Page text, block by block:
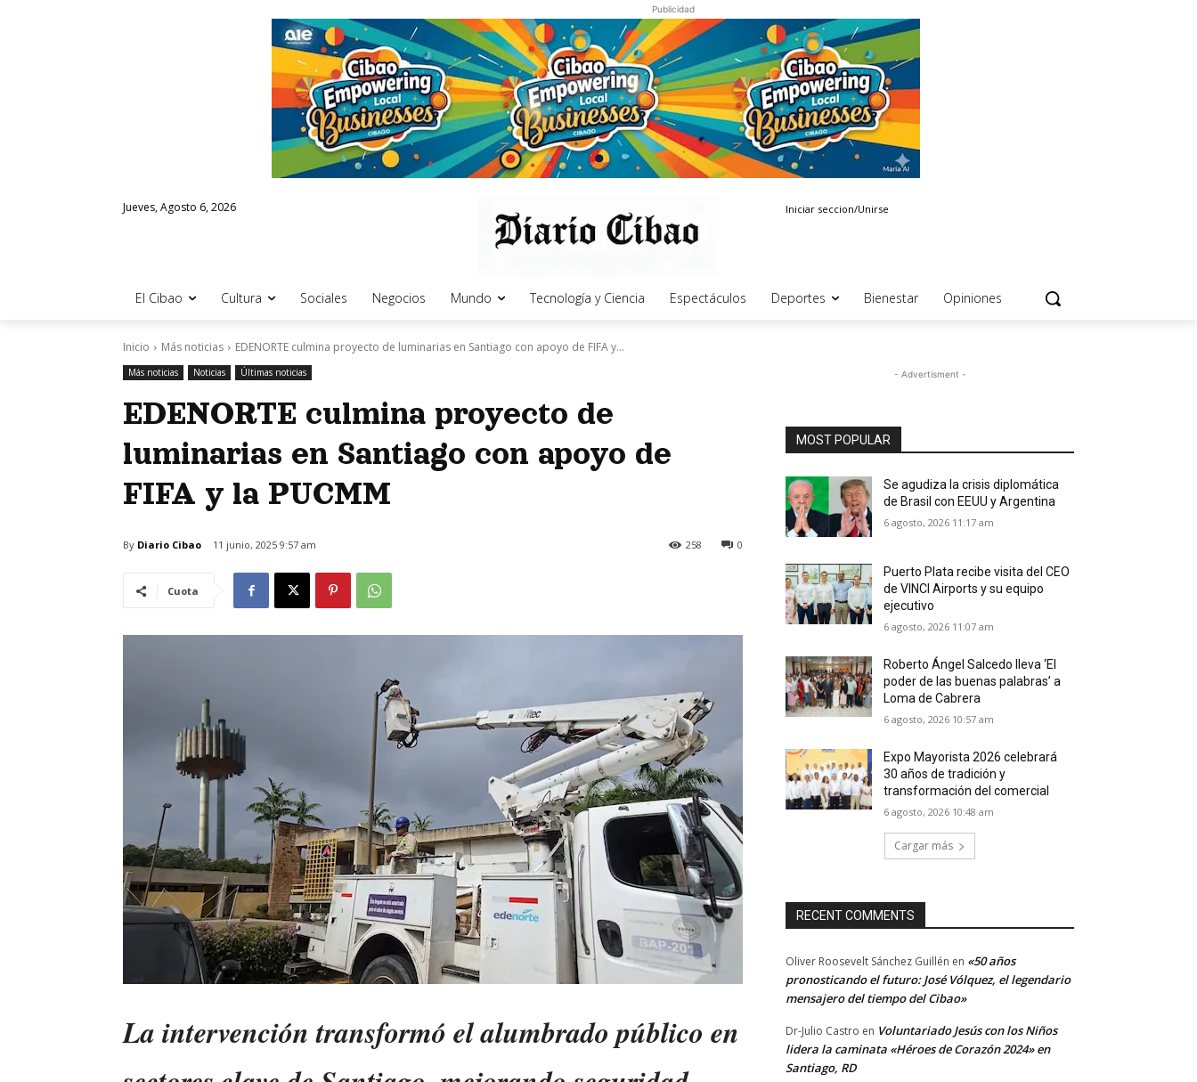
Publicidad
Jueves, Agosto 6, 2026 Iniciar seccion/Unirse
El Cibao Cultura Sociales Negocios Mundo Tecnología y Ciencia Espectáculos Deportes Bienestar Opiniones
Inicio Más noticias EDENORTE culmina proyecto de luminarias en Santiago con apoyo de FIFA y...
Más noticias Noticias Últimas noticias
EDENORTE culmina proyecto de
luminarias en Santiago con apoyo de
FIFA y la PUCMM
By Diario Cibao 11 junio, 2025 9:57 am 0
258
Cuota
La intervención transformó el alumbrado público en
- Advertisment -
MOST POPULAR
Se agudiza la crisis diplomática
de Brasil con EEUU y Argentina
6 agosto, 2026 11:17 am
Puerto Plata recibe visita del CEO
de VINCI Airports y su equipo
ejecutivo
6 agosto, 2026 11:07 am
Roberto Ángel Salcedo lleva ‘El
poder de las buenas palabras’ a
Loma de Cabrera
6 agosto, 2026 10:57 am
Expo Mayorista 2026 celebrará
30 años de tradición y
transformación del comercial
6 agosto, 2026 10:48 am
Cargar más
RECENT COMMENTS
Oliver Roosevelt Sánchez Guillén en «50 años
pronosticando el futuro: José Vólquez, el legendario
mensajero del tiempo del Cibao»
Dr-Julio Castro en Voluntariado Jesús con los Niños
lidera la caminata «Héroes de Corazón 2024» en
Santiago, RD